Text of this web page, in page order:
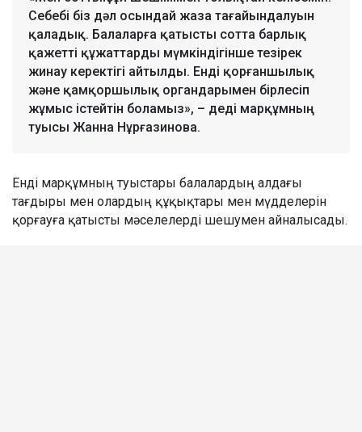
Себебі біз дәл осындай жаза тағайындалуын
қаладық. Балаларға қатысты сотта барлық
қажетті құжаттарды мүмкіндігінше тезірек
жинау керектігі айтылды. Енді қорғаншылық
және қамқоршылық органдарымен бірлесіп
жұмыс істейтін боламыз», – деді марқұмның
туысы Жанна Нұрғазинова.
Енді марқұмның туыстары балалардың алдағы
тағдыры мен олардың құқықтары мен мүдделерін
қорғауға қатысты мәселелерді шешумен айналысады.